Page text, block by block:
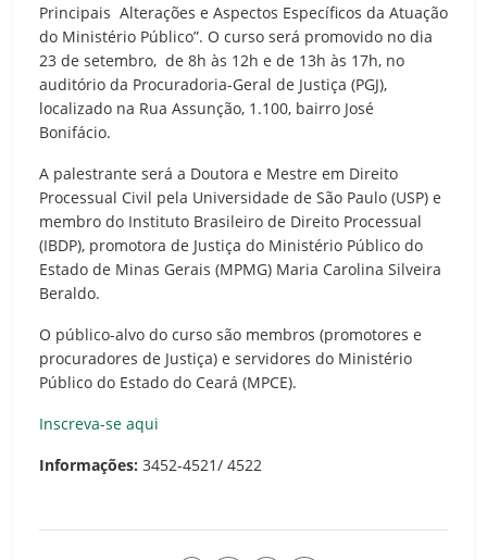
Principais Alterações e Aspectos Específicos da Atuação
do Ministério Público”. O curso será promovido no dia
23 de setembro, de 8h às 12h e de 13h às 17h, no
auditório da Procuradoria-Geral de Justiça (PGJ),
localizado na Rua Assunção, 1.100, bairro José
Bonifácio.
A palestrante será a Doutora e Mestre em Direito
Processual Civil pela Universidade de São Paulo (USP) e
membro do Instituto Brasileiro de Direito Processual
(IBDP), promotora de Justiça do Ministério Público do
Estado de Minas Gerais (MPMG) Maria Carolina Silveira
Beraldo.
O público-alvo do curso são membros (promotores e
procuradores de Justiça) e servidores do Ministério
Público do Estado do Ceará (MPCE).
Inscreva-se aqui
Informações: 3452-4521/ 4522